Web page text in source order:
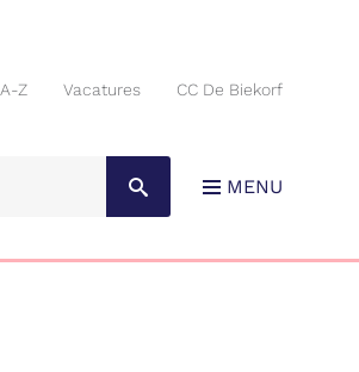
MENU
A-Z Vacatures CC De Biekorf